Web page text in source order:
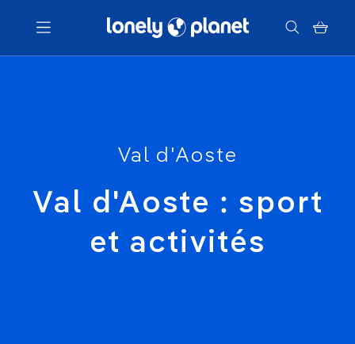
Menu
Val d'Aoste
Val d'Aoste : sport
et activités